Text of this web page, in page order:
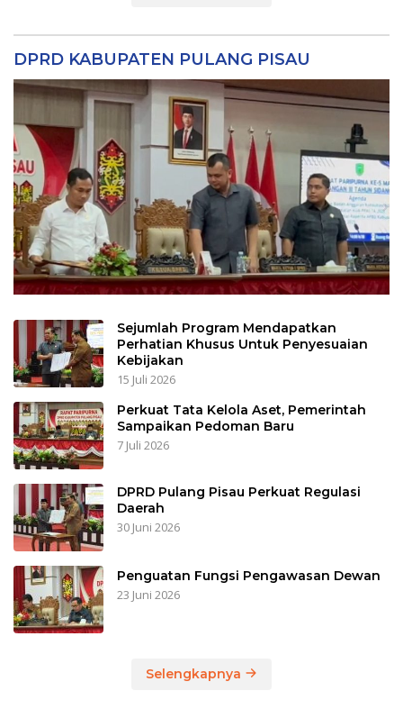
DPRD KABUPATEN PULANG PISAU
Sejumlah Program Mendapatkan
Perhatian Khusus Untuk Penyesuaian
Kebijakan
15 Juli 2026
Perkuat Tata Kelola Aset, Pemerintah
Sampaikan Pedoman Baru
7 Juli 2026
DPRD Pulang Pisau Perkuat Regulasi
Daerah
30 Juni 2026
Penguatan Fungsi Pengawasan Dewan
23 Juni 2026
Selengkapnya